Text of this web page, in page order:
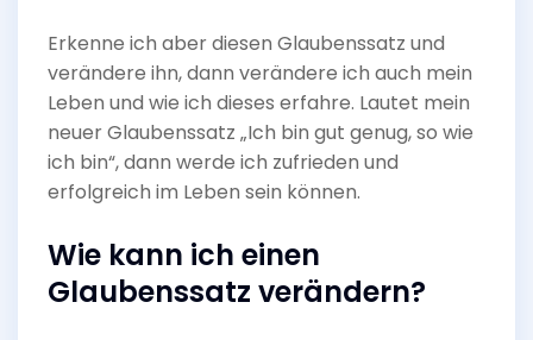
Erkenne ich aber diesen Glaubenssatz und
verändere ihn, dann verändere ich auch mein
Leben und wie ich dieses erfahre. Lautet mein
neuer Glaubenssatz „Ich bin gut genug, so wie
ich bin“, dann werde ich zufrieden und
erfolgreich im Leben sein können.
Wie kann ich einen
Glaubenssatz verändern?